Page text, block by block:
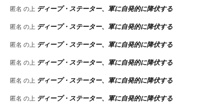
匿名 の上 ディープ・ステーター、軍に自発的に降伏する
匿名 の上 ディープ・ステーター、軍に自発的に降伏する
匿名 の上 ディープ・ステーター、軍に自発的に降伏する
匿名 の上 ディープ・ステーター、軍に自発的に降伏する
匿名 の上 ディープ・ステーター、軍に自発的に降伏する
匿名 の上 ディープ・ステーター、軍に自発的に降伏する